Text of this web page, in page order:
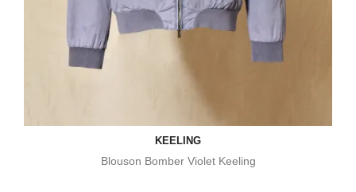
KEELING
Blouson Bomber Violet Keeling